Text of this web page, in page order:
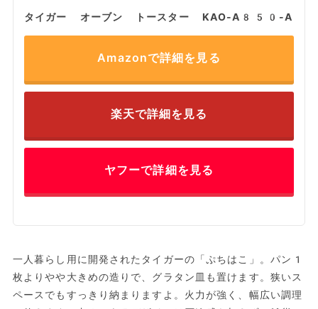
タイガー オーブン トースター KAO-A850-A
Amazonで詳細を見る
楽天で詳細を見る
ヤフーで詳細を見る
一人暮らし用に開発されたタイガーの「ぷちはこ」。パン1
枚よりやや大きめの造りで、グラタン皿も置けます。狭いス
ペースでもすっきり納まりますよ。火力が強く、幅広い調理